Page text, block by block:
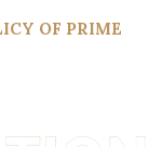
OF PRIME